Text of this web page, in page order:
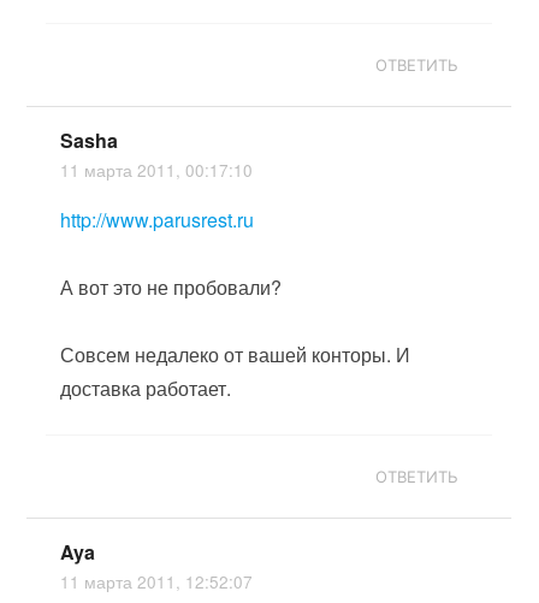
ОТВЕТИТЬ
Sasha
11 марта 2011, 00:17:10
http://www.parusrest.ru
А вот это не пробовали?
Совсем недалеко от вашей конторы. И
доставка работает.
ОТВЕТИТЬ
Aya
11 марта 2011, 12:52:07